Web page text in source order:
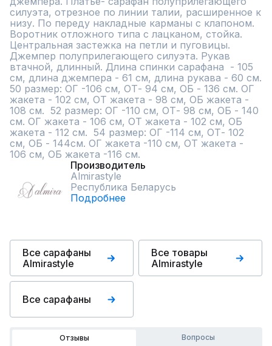
силуэта, отрезное по линии талии, расширенное к
низу. По переду накладные карманы с клапоном.
Воротник отложного типа с лацканом, стойка.
Центральная застежка на петли и пуговицы.
Джемпер полуприлегающего силуэта. Рукав
втачной, длинный. Длина спинки сарафана  - 105
см, длина джемпера - 61 см, длина рукава - 60 см.
50 размер: ОГ -106 см, ОТ- 94 см, ОБ - 136 см. ОГ
жакета - 102 см, ОТ жакета - 98 см, ОБ жакета -
108 см.  52 размер: ОГ -110 см, ОТ- 98 см, ОБ - 140
см. ОГ жакета - 106 см, ОТ жакета - 102 см, ОБ
жакета - 112 см.  54 размер: ОГ -114 см, ОТ- 102
см, ОБ - 144см. ОГ жакета -110 см, ОТ жакета -
106 см, ОБ жакета -116 см.
Производитель
Almirastyle
Республика Беларусь
Подробнее
Все сарафаны
Almirastyle
Все товары
Almirastyle
Все сарафаны
Отзывы Вопросы